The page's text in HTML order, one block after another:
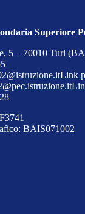
Superiore
5 – 70010 Turi
Link
BAIS071002